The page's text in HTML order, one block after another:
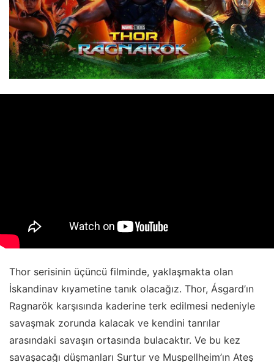
Thor serisinin üçüncü filminde, yaklaşmakta olan
İskandinav kıyametine tanık olacağız. Thor, Ásgard’ın
Ragnarök karşısında kaderine terk edilmesi nedeniyle
savaşmak zorunda kalacak ve kendini tanrılar
arasındaki savaşın ortasında bulacaktır. Ve bu kez
savaşacağı düşmanları Surtur ve Muspellheim’ın Ateş